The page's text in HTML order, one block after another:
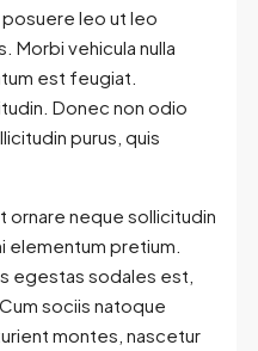
leo ut leo
Morbi vehicula nulla
est feugiat.
Donec non odio
purus, quis
ornare neque sollicitudin
elementum pretium.
egestas sodales est,
sociis natoque
montes, nascetur